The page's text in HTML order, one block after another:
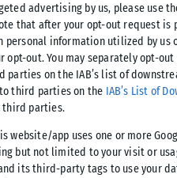
advertising by us, please use
that after your opt-out request is
personal information utilized by
opt-out. You may separately opt-
parties on the IAB’s list of
third parties on the IAB’s List of
third parties.
website/app uses one or more
but not limited to your visit or
its third-party tags to use your
τα
της
που ...